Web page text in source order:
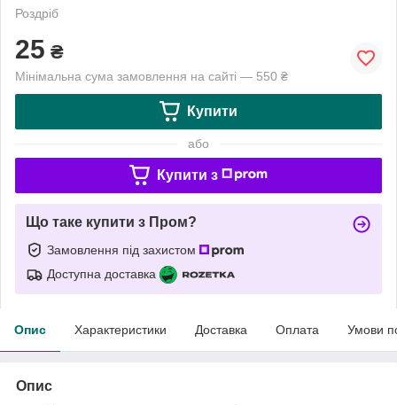
Роздріб
25 ₴
Мінімальна сума замовлення на сайті — 550 ₴
Купити
або
Купити з
Що таке купити з Пром?
Замовлення під захистом
Доступна доставка
Опис Характеристики Доставка Оплата Умови
Опис